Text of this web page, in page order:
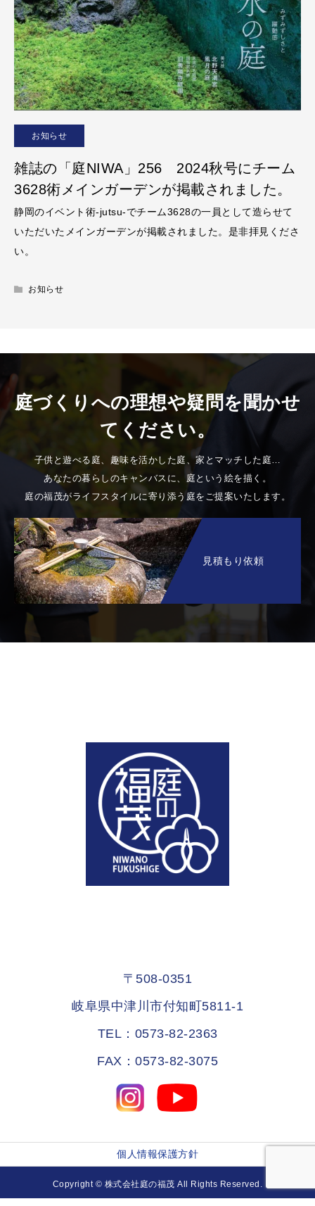
お知らせ
雑誌の「庭NIWA」256 2024秋号にチーム
3628術メインガーデンが掲載されました。
静岡のイベント術-jutsu-でチーム3628の一員として造らせて
いただいたメインガーデンが掲載されました。是非拝見くださ
い。
お知らせ
庭づくりへの理想や疑問を聞かせ
てください。
子供と遊べる庭、趣味を活かした庭、家とマッチした庭…
あなたの暮らしのキャンバスに、庭という絵を描く。
庭の福茂がライフスタイルに寄り添う庭をご提案いたします。
見積もり依頼
〒508-0351
岐阜県中津川市付知町5811-1
TEL：0573-82-2363
FAX：0573-82-3075
個人情報保護方針
Copyright © 株式会社庭の福茂 All Rights Reserved.